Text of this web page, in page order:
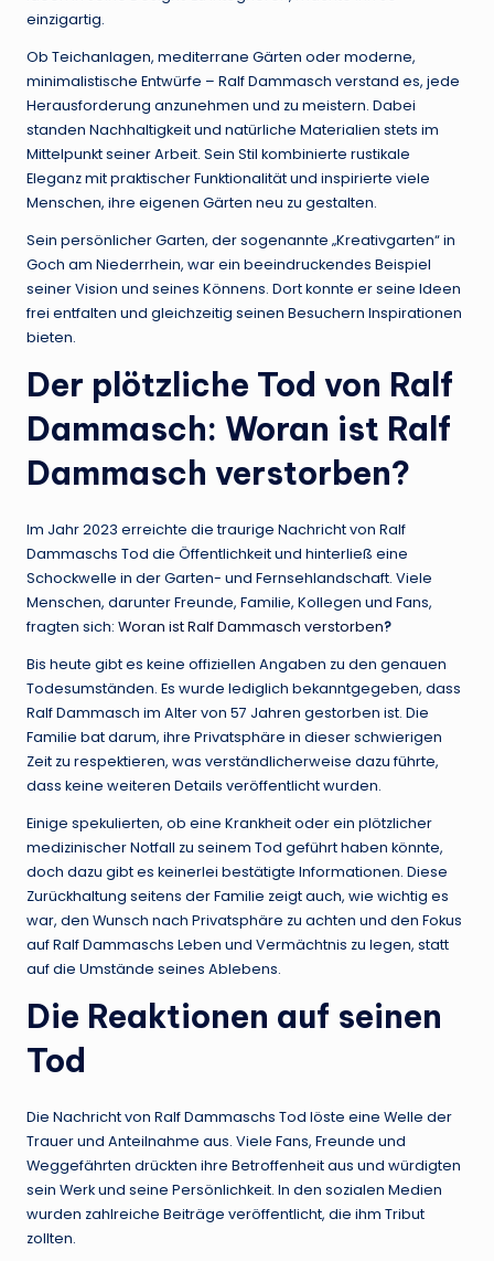
einzigartig.
Ob Teichanlagen, mediterrane Gärten oder moderne,
minimalistische Entwürfe – Ralf Dammasch verstand es, jede
Herausforderung anzunehmen und zu meistern. Dabei
standen Nachhaltigkeit und natürliche Materialien stets im
Mittelpunkt seiner Arbeit. Sein Stil kombinierte rustikale
Eleganz mit praktischer Funktionalität und inspirierte viele
Menschen, ihre eigenen Gärten neu zu gestalten.
Sein persönlicher Garten, der sogenannte „Kreativgarten“ in
Goch am Niederrhein, war ein beeindruckendes Beispiel
seiner Vision und seines Könnens. Dort konnte er seine Ideen
frei entfalten und gleichzeitig seinen Besuchern Inspirationen
bieten.
Der plötzliche Tod von Ralf
Dammasch: Woran ist Ralf
Dammasch verstorben?
Im Jahr 2023 erreichte die traurige Nachricht von Ralf
Dammaschs Tod die Öffentlichkeit und hinterließ eine
Schockwelle in der Garten- und Fernsehlandschaft. Viele
Menschen, darunter Freunde, Familie, Kollegen und Fans,
fragten sich: Woran ist Ralf Dammasch verstorben?
Bis heute gibt es keine offiziellen Angaben zu den genauen
Todesumständen. Es wurde lediglich bekanntgegeben, dass
Ralf Dammasch im Alter von 57 Jahren gestorben ist. Die
Familie bat darum, ihre Privatsphäre in dieser schwierigen
Zeit zu respektieren, was verständlicherweise dazu führte,
dass keine weiteren Details veröffentlicht wurden.
Einige spekulierten, ob eine Krankheit oder ein plötzlicher
medizinischer Notfall zu seinem Tod geführt haben könnte,
doch dazu gibt es keinerlei bestätigte Informationen. Diese
Zurückhaltung seitens der Familie zeigt auch, wie wichtig es
war, den Wunsch nach Privatsphäre zu achten und den Fokus
auf Ralf Dammaschs Leben und Vermächtnis zu legen, statt
auf die Umstände seines Ablebens.
Die Reaktionen auf seinen
Tod
Die Nachricht von Ralf Dammaschs Tod löste eine Welle der
Trauer und Anteilnahme aus. Viele Fans, Freunde und
Weggefährten drückten ihre Betroffenheit aus und würdigten
sein Werk und seine Persönlichkeit. In den sozialen Medien
wurden zahlreiche Beiträge veröffentlicht, die ihm Tribut
zollten.